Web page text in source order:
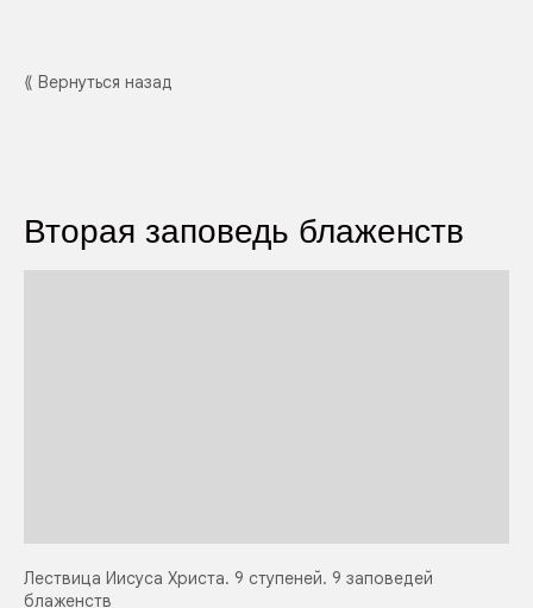
⟪ Вернуться назад
Вторая заповедь блаженств
Лествица Иисуса Христа. 9 ступеней. 9 заповедей
блаженств